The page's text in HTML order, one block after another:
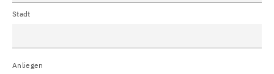
Stadt
Anliegen